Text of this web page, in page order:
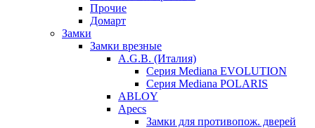
Прочие
Домарт
Замки
Замки врезные
A.G.B. (Италия)
Серия Mediana EVOLUTION
Серия Mediana POLARIS
ABLOY
Apecs
Замки для противопож. дверей